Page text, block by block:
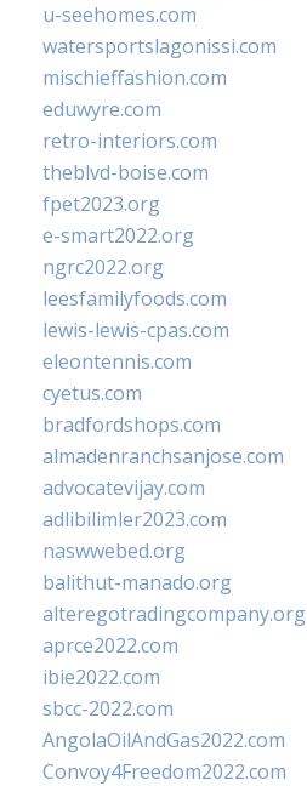
u-seehomes.com
watersportslagonissi.com
mischieffashion.com
eduwyre.com
retro-interiors.com
theblvd-boise.com
fpet2023.org
e-smart2022.org
ngrc2022.org
leesfamilyfoods.com
lewis-lewis-cpas.com
eleontennis.com
cyetus.com
bradfordshops.com
almadenranchsanjose.com
advocatevijay.com
adlibilimler2023.com
naswwebed.org
balithut-manado.org
alteregotradingcompany.org
aprce2022.com
ibie2022.com
sbcc-2022.com
AngolaOilAndGas2022.com
Convoy4Freedom2022.com